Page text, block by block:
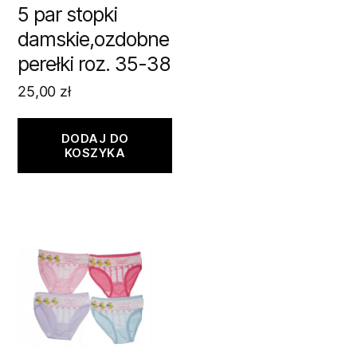
5 par stopki
damskie,ozdobne
perełki roz. 35-38
25,00 zł
DODAJ DO
KOSZYKA